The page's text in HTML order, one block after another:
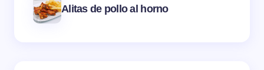
Alitas de pollo al horno